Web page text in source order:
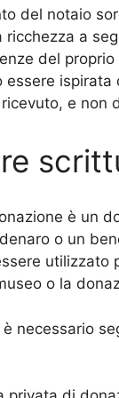
del notaio
a
del
essere
e non
è un
o un
utilizzato
o la
è necessario